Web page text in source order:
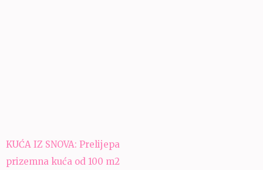
Navigacija
članaka
KUĆA IZ SNOVA: Prelijepa
prizemna kuća od 100 m2